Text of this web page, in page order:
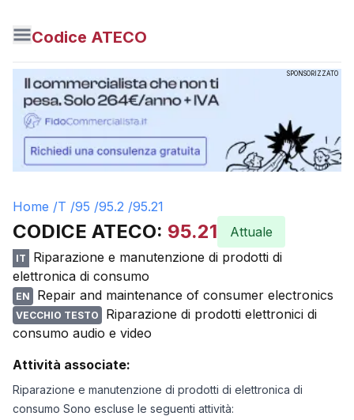
Codice ATECO
SPONSORIZZATO
Home /T /95 /95.2 /95.21
CODICE ATECO: 95.21 Attuale
IT
Riparazione e manutenzione di prodotti di
elettronica di consumo
EN Repair and maintenance of consumer electronics
VECCHIO TESTO
Riparazione di prodotti elettronici di
consumo audio e video
Attività associate:
Riparazione e manutenzione di prodotti di elettronica di
consumo Sono escluse le seguenti attività: